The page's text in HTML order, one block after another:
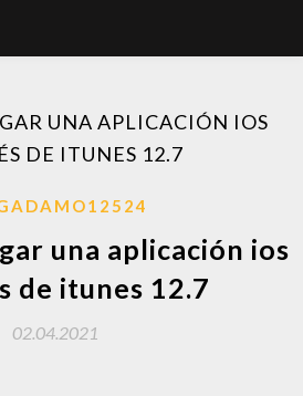
UNA APLICACIÓN IOS
DE ITUNES 12.7
una aplicación ios
de itunes 12.7
02.04.2021